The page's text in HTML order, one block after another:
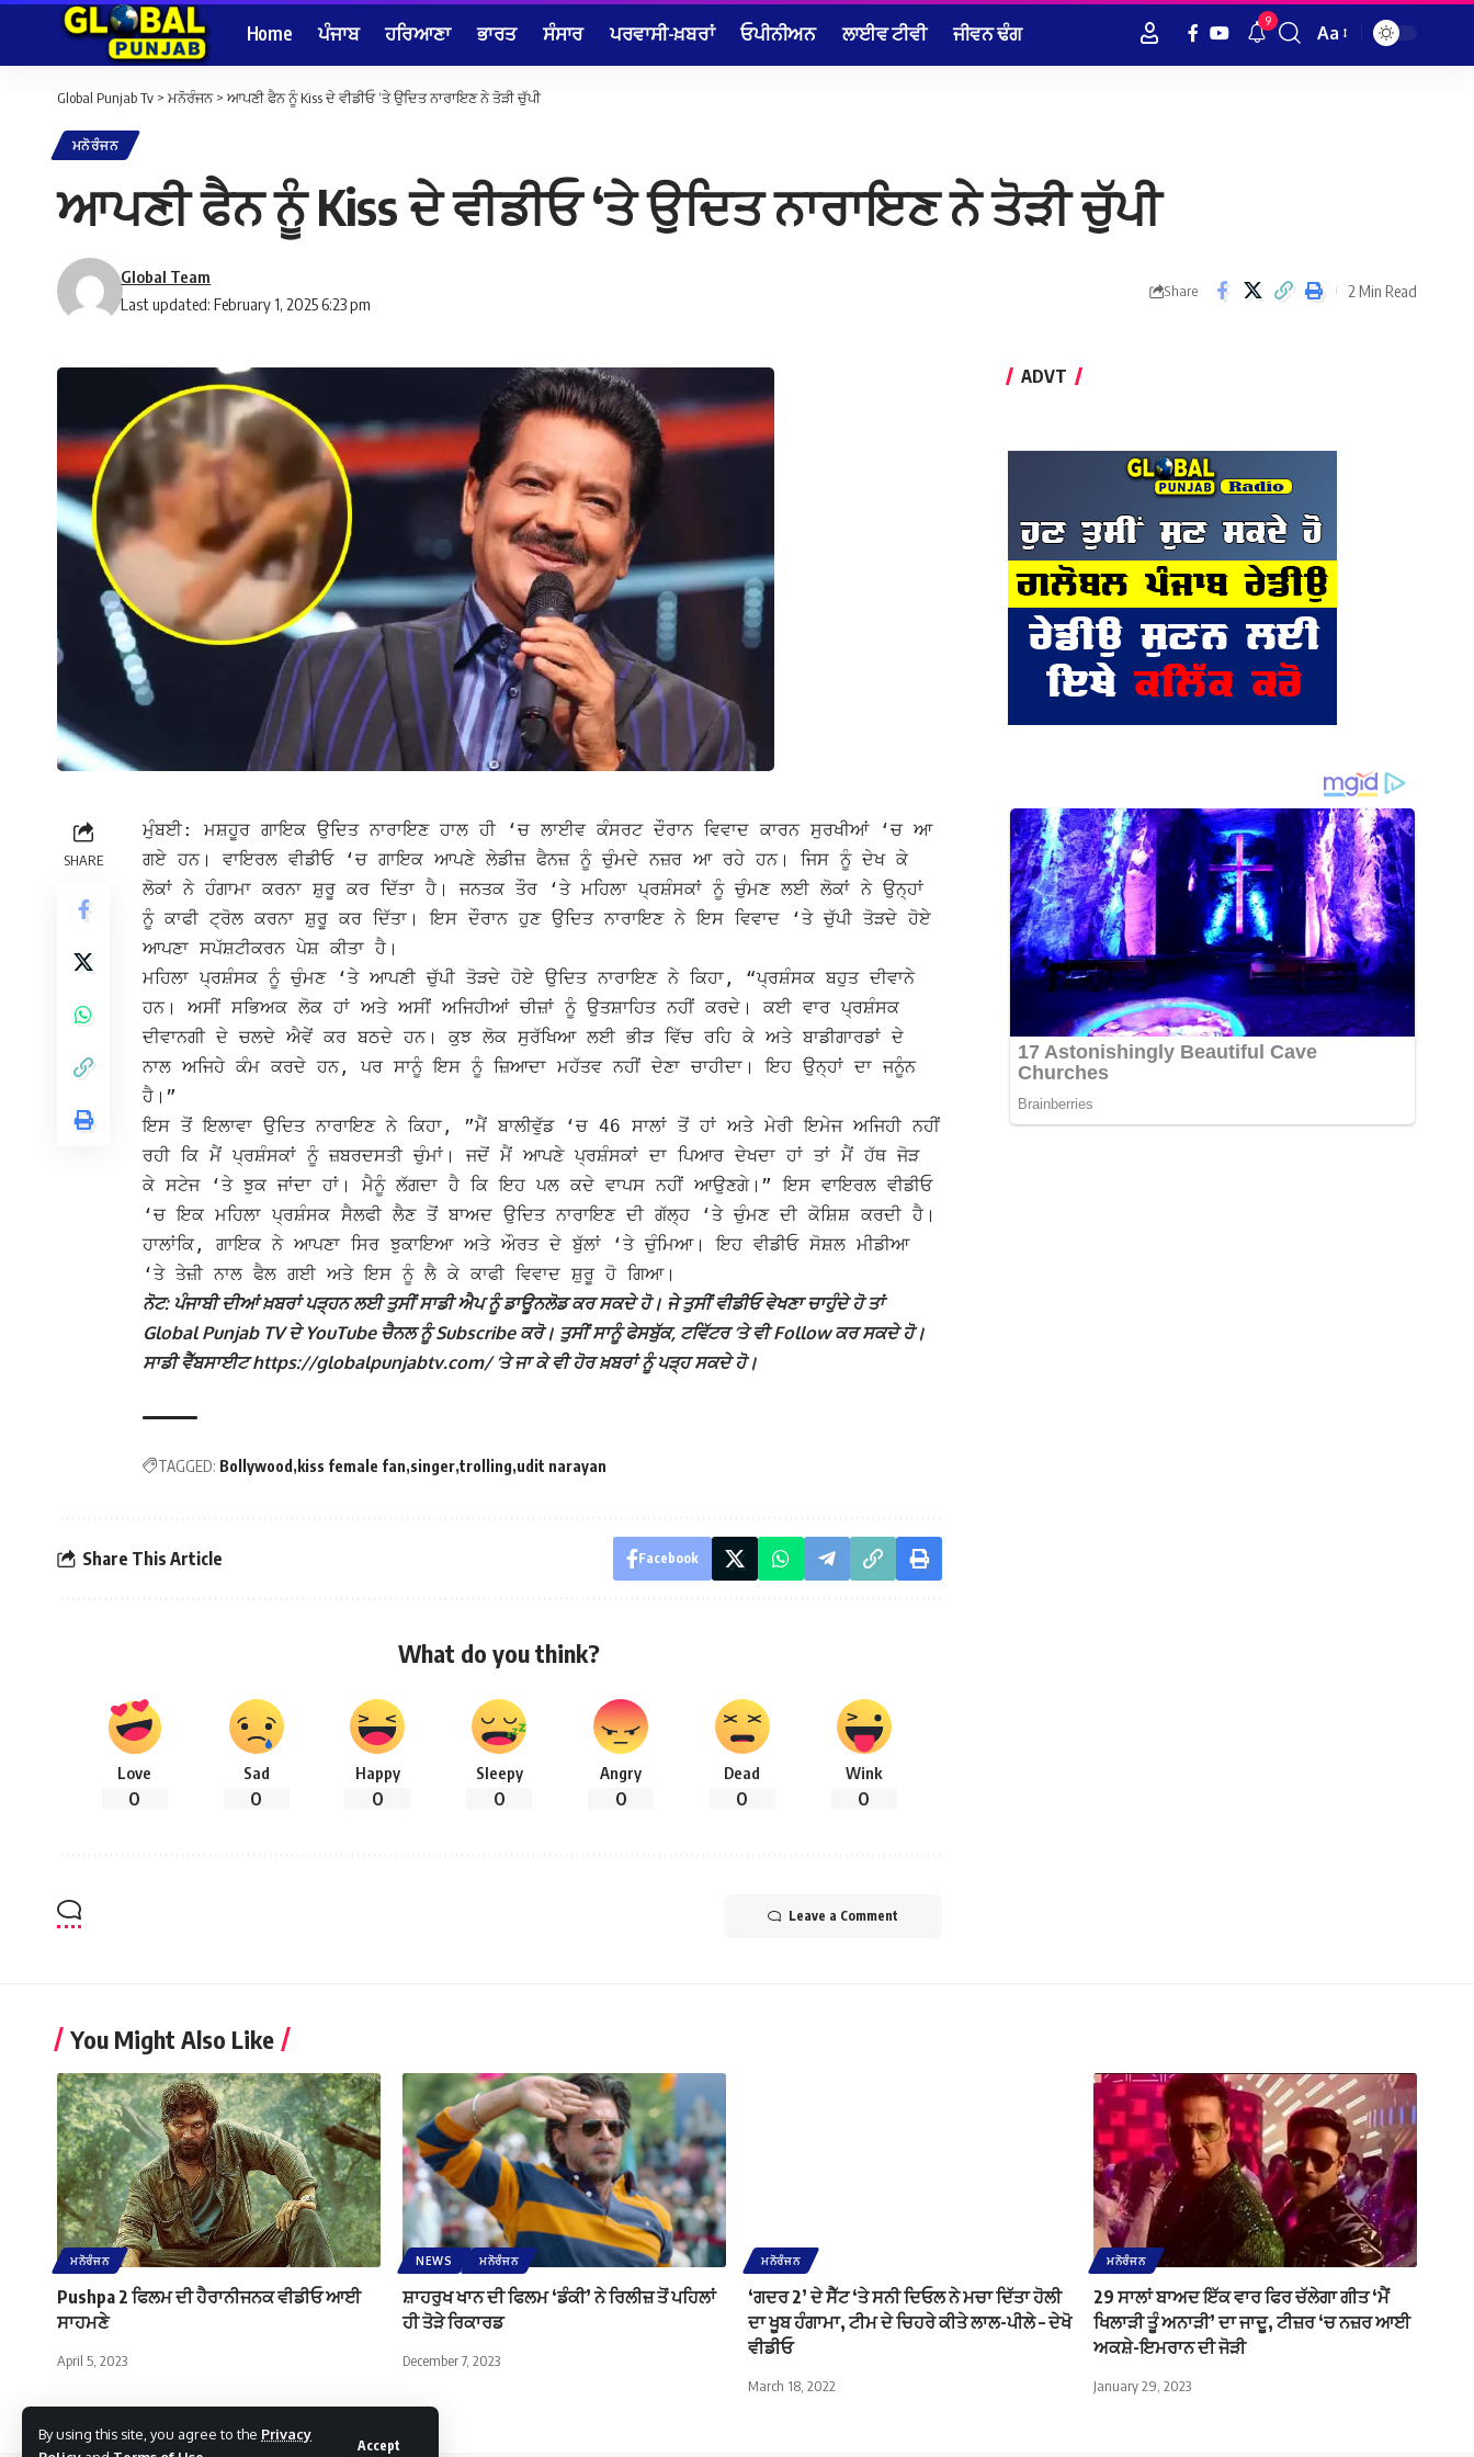
By using this site, you agree to the Privacy
Accept
Home ਪੰਜਾਬ ਹਰਿਆਣਾ ਭਾਰਤ ਸੰਸਾਰ ਪਰਵਾਸੀ-ਖ਼ਬਰਾਂ ਓਪੀਨੀਅਨ ਲਾਈਵ ਟੀਵੀ ਜੀਵਨ ਢੰਗ 9
Font
Aa
Global Punjab Tv > ਮਨੋਰੰਜਨ> ਆਪਣੀ ਫੈਨ ਨੂੰ Kiss ਦੇ ਵੀਡੀਓ ‘ਤੇ ਉਦਿਤ ਨਾਰਾਇਣ ਨੇ ਤੋੜੀ ਚੁੱਪੀ
ਮਨੋਰੰਜਨ
ਆਪਣੀ ਫੈਨ ਨੂੰ Kiss ਦੇ ਵੀਡੀਓ ‘ਤੇ ਉਦਿਤ ਨਾਰਾਇਣ ਨੇ ਤੋੜੀ ਚੁੱਪੀ
Last updated: February 1, 2025 6:23 pm
Global Team
Share 2 Min Read
SHARE
ਮੁੰਬਈ: ਮਸ਼ਹੂਰ ਗਾਇਕ ਉਦਿਤ ਨਾਰਾਇਣ ਹਾਲ ਹੀ ‘ਚ ਲਾਈਵ ਕੰਸਰਟ ਦੌਰਾਨ ਵਿਵਾਦ ਕਾਰਨ ਸੁਰਖੀਆਂ ‘ਚ ਆ
ਗਏ ਹਨ। ਵਾਇਰਲ ਵੀਡੀਓ ‘ਚ ਗਾਇਕ ਆਪਣੇ ਲੇਡੀਜ਼ ਫੈਨਜ਼ ਨੂੰ ਚੁੰਮਦੇ ਨਜ਼ਰ ਆ ਰਹੇ ਹਨ। ਜਿਸ ਨੂੰ ਦੇਖ ਕੇ
ਲੋਕਾਂ ਨੇ ਹੰਗਾਮਾ ਕਰਨਾ ਸ਼ੁਰੂ ਕਰ ਦਿੱਤਾ ਹੈ।ਜਨਤਕ ਤੌਰ ‘ਤੇ ਮਹਿਲਾ ਪ੍ਰਸ਼ੰਸਕਾਂ ਨੂੰ ਚੁੰਮਣ ਲਈ ਲੋਕਾਂ ਨੇ ਉਨ੍ਹਾਂ
ਨੂੰ ਕਾਫੀ ਟ੍ਰੋਲ ਕਰਨਾ ਸ਼ੁਰੂ ਕਰ ਦਿੱਤਾ। ਇਸ ਦੌਰਾਨ ਹੁਣ ਉਦਿਤ ਨਾਰਾਇਣ ਨੇ ਇਸ ਵਿਵਾਦ ‘ਤੇ ਚੁੱਪੀ ਤੋੜਦੇ ਹੋਏ
ਆਪਣਾ ਸਪੱਸ਼ਟੀਕਰਨ ਪੇਸ਼ ਕੀਤਾ ਹੈ।
ਮਹਿਲਾ ਪ੍ਰਸ਼ੰਸਕ ਨੂੰ ਚੁੰਮਣ ‘ਤੇ ਆਪਣੀ ਚੁੱਪੀ ਤੋੜਦੇ ਹੋਏ ਉਦਿਤ ਨਾਰਾਇਣ ਨੇ ਕਿਹਾ, “ਪ੍ਰਸ਼ੰਸਕ ਬਹੁਤ ਦੀਵਾਨੇ
ਹਨ। ਅਸੀਂ ਸਭਿਅਕ ਲੋਕ ਹਾਂ ਅਤੇ ਅਸੀਂ ਅਜਿਹੀਆਂ ਚੀਜ਼ਾਂ ਨੂੰ ਉਤਸ਼ਾਹਿਤ ਨਹੀਂ ਕਰਦੇ। ਕਈ ਵਾਰ ਪ੍ਰਸ਼ੰਸਕ
ਦੀਵਾਨਗੀ ਦੇ ਚਲਦੇ ਐਵੇਂ ਕਰ ਬਠਦੇ ਹਨ। ਕੁਝ ਲੋਕ ਸੁਰੱਖਿਆ ਲਈ ਭੀੜ ਵਿੱਚ ਰਹਿ ਕੇ ਅਤੇ ਬਾਡੀਗਾਰਡਾਂ ਦੇ
ਨਾਲ ਅਜਿਹੇ ਕੰਮ ਕਰਦੇ ਹਨ, ਪਰ ਸਾਨੂੰ ਇਸ ਨੂੰ ਜ਼ਿਆਦਾ ਮਹੱਤਵ ਨਹੀਂ ਦੇਣਾ ਚਾਹੀਦਾ। ਇਹ ਉਨ੍ਹਾਂ ਦਾ ਜਨੂੰਨ
ਹੈ।”
ਇਸ ਤੋਂ ਇਲਾਵਾ ਉਦਿਤ ਨਾਰਾਇਣ ਨੇ ਕਿਹਾ, ”ਮੈਂ ਬਾਲੀਵੁੱਡ ‘ਚ 46 ਸਾਲਾਂ ਤੋਂ ਹਾਂ ਅਤੇ ਮੇਰੀ ਇਮੇਜ ਅਜਿਹੀ ਨਹੀਂ
ਰਹੀ ਕਿ ਮੈਂ ਪ੍ਰਸ਼ੰਸਕਾਂ ਨੂੰ ਜ਼ਬਰਦਸਤੀ ਚੁੰਮਾਂ। ਜਦੋਂ ਮੈਂ ਆਪਣੇ ਪ੍ਰਸ਼ੰਸਕਾਂ ਦਾ ਪਿਆਰ ਦੇਖਦਾ ਹਾਂ ਤਾਂ ਮੈਂ ਹੱਥ ਜੋੜ
ਕੇ ਸਟੇਜ ‘ਤੇ ਝੁਕ ਜਾਂਦਾ ਹਾਂ। ਮੈਨੂੰ ਲੱਗਦਾ ਹੈ ਕਿ ਇਹ ਪਲ ਕਦੇ ਵਾਪਸ ਨਹੀਂ ਆਉਣਗੇ।”ਇਸ ਵਾਇਰਲ ਵੀਡੀਓ
‘ਚ ਇਕ ਮਹਿਲਾ ਪ੍ਰਸ਼ੰਸਕ ਸੈਲਫੀ ਲੈਣ ਤੋਂ ਬਾਅਦ ਉਦਿਤ ਨਾਰਾਇਣ ਦੀ ਗੱਲ੍ਹ ‘ਤੇ ਚੁੰਮਣ ਦੀ ਕੋਸ਼ਿਸ਼ ਕਰਦੀ ਹੈ।
ਹਾਲਾਂਕਿ, ਗਾਇਕ ਨੇ ਆਪਣਾ ਸਿਰ ਝੁਕਾਇਆ ਅਤੇ ਔਰਤ ਦੇ ਬੁੱਲਾਂ ‘ਤੇ ਚੁੰਮਿਆ। ਇਹ ਵੀਡੀਓ ਸੋਸ਼ਲ ਮੀਡੀਆ
‘ਤੇ ਤੇਜ਼ੀ ਨਾਲ ਫੈਲ ਗਈ ਅਤੇ ਇਸ ਨੂੰ ਲੈ ਕੇ ਕਾਫੀ ਵਿਵਾਦ ਸ਼ੁਰੂ ਹੋ ਗਿਆ।
ਨੋਟ: ਪੰਜਾਬੀ ਦੀਆਂ ਖ਼ਬਰਾਂ ਪੜ੍ਹਨ ਲਈ ਤੁਸੀਂ ਸਾਡੀ ਐਪ ਨੂੰ ਡਾਊਨਲੋਡ ਕਰ ਸਕਦੇ ਹੋ। ਜੇ ਤੁਸੀਂ ਵੀਡੀਓ ਵੇਖਣਾ ਚਾਹੁੰਦੇ ਹੋ ਤਾਂ
Global Punjab TV ਦੇ YouTube ਚੈਨਲ ਨੂੰ Subscribe ਕਰੋ। ਤੁਸੀਂ ਸਾਨੂੰ ਫੇਸਬੁੱਕ, ਟਵਿੱਟਰ ‘ਤੇ ਵੀ Follow ਕਰ ਸਕਦੇ ਹੋ।
ਸਾਡੀ ਵੈੱਬਸਾਈਟ https://globalpunjabtv.com/ ‘ਤੇ ਜਾ ਕੇ ਵੀ ਹੋਰ ਖ਼ਬਰਾਂ ਨੂੰ ਪੜ੍ਹ ਸਕਦੇ ਹੋ।
TAGGED: Bollywood kiss female fan singer trolling udit narayan
Share This Article Facebook
What do you think?
Love
0
Sad
0
Happy
0
Sleepy
0
Angry
0
Dead
0
Wink
0
Leave a Comment
ADVT
You Might Also Like
ਮਨੋਰੰਜਨ
Pushpa 2 ਫਿਲਮ ਦੀ ਹੈਰਾਨੀਜਨਕ ਵੀਡੀਓ ਆਈ
ਸਾਹਮਣੇ
April 5, 2023
NEWS ਮਨੋਰੰਜਨ
ਸ਼ਾਹਰੁਖ ਖਾਨ ਦੀ ਫਿਲਮ ‘ਡੰਕੀ’ ਨੇ ਰਿਲੀਜ਼ ਤੋਂ ਪਹਿਲਾਂ
ਹੀ ਤੋੜੇ ਰਿਕਾਰਡ
December 7, 2023
ਮਨੋਰੰਜਨ
‘ਗਦਰ 2’ ਦੇ ਸੈੱਟ ‘ਤੇ ਸਨੀ ਦਿਓਲ ਨੇ ਮਚਾ ਦਿੱਤਾ ਹੋਲੀ
ਦਾ ਖੂਬ ਹੰਗਾਮਾ, ਟੀਮ ਦੇ ਚਿਹਰੇ ਕੀਤੇ ਲਾਲ-ਪੀਲੇ – ਦੇਖੋ
ਵੀਡੀਓ
March 18, 2022
ਮਨੋਰੰਜਨ
29 ਸਾਲਾਂ ਬਾਅਦ ਇੱਕ ਵਾਰ ਫਿਰ ਚੱਲੇਗਾ ਗੀਤ ‘ਮੈਂ
ਖਿਲਾੜੀ ਤੂੰ ਅਨਾੜੀ’ ਦਾ ਜਾਦੂ, ਟੀਜ਼ਰ ‘ਚ ਨਜ਼ਰ ਆਈ
ਅਕਸ਼ੇ-ਇਮਰਾਨ ਦੀ ਜੋੜੀ
January 29, 2023